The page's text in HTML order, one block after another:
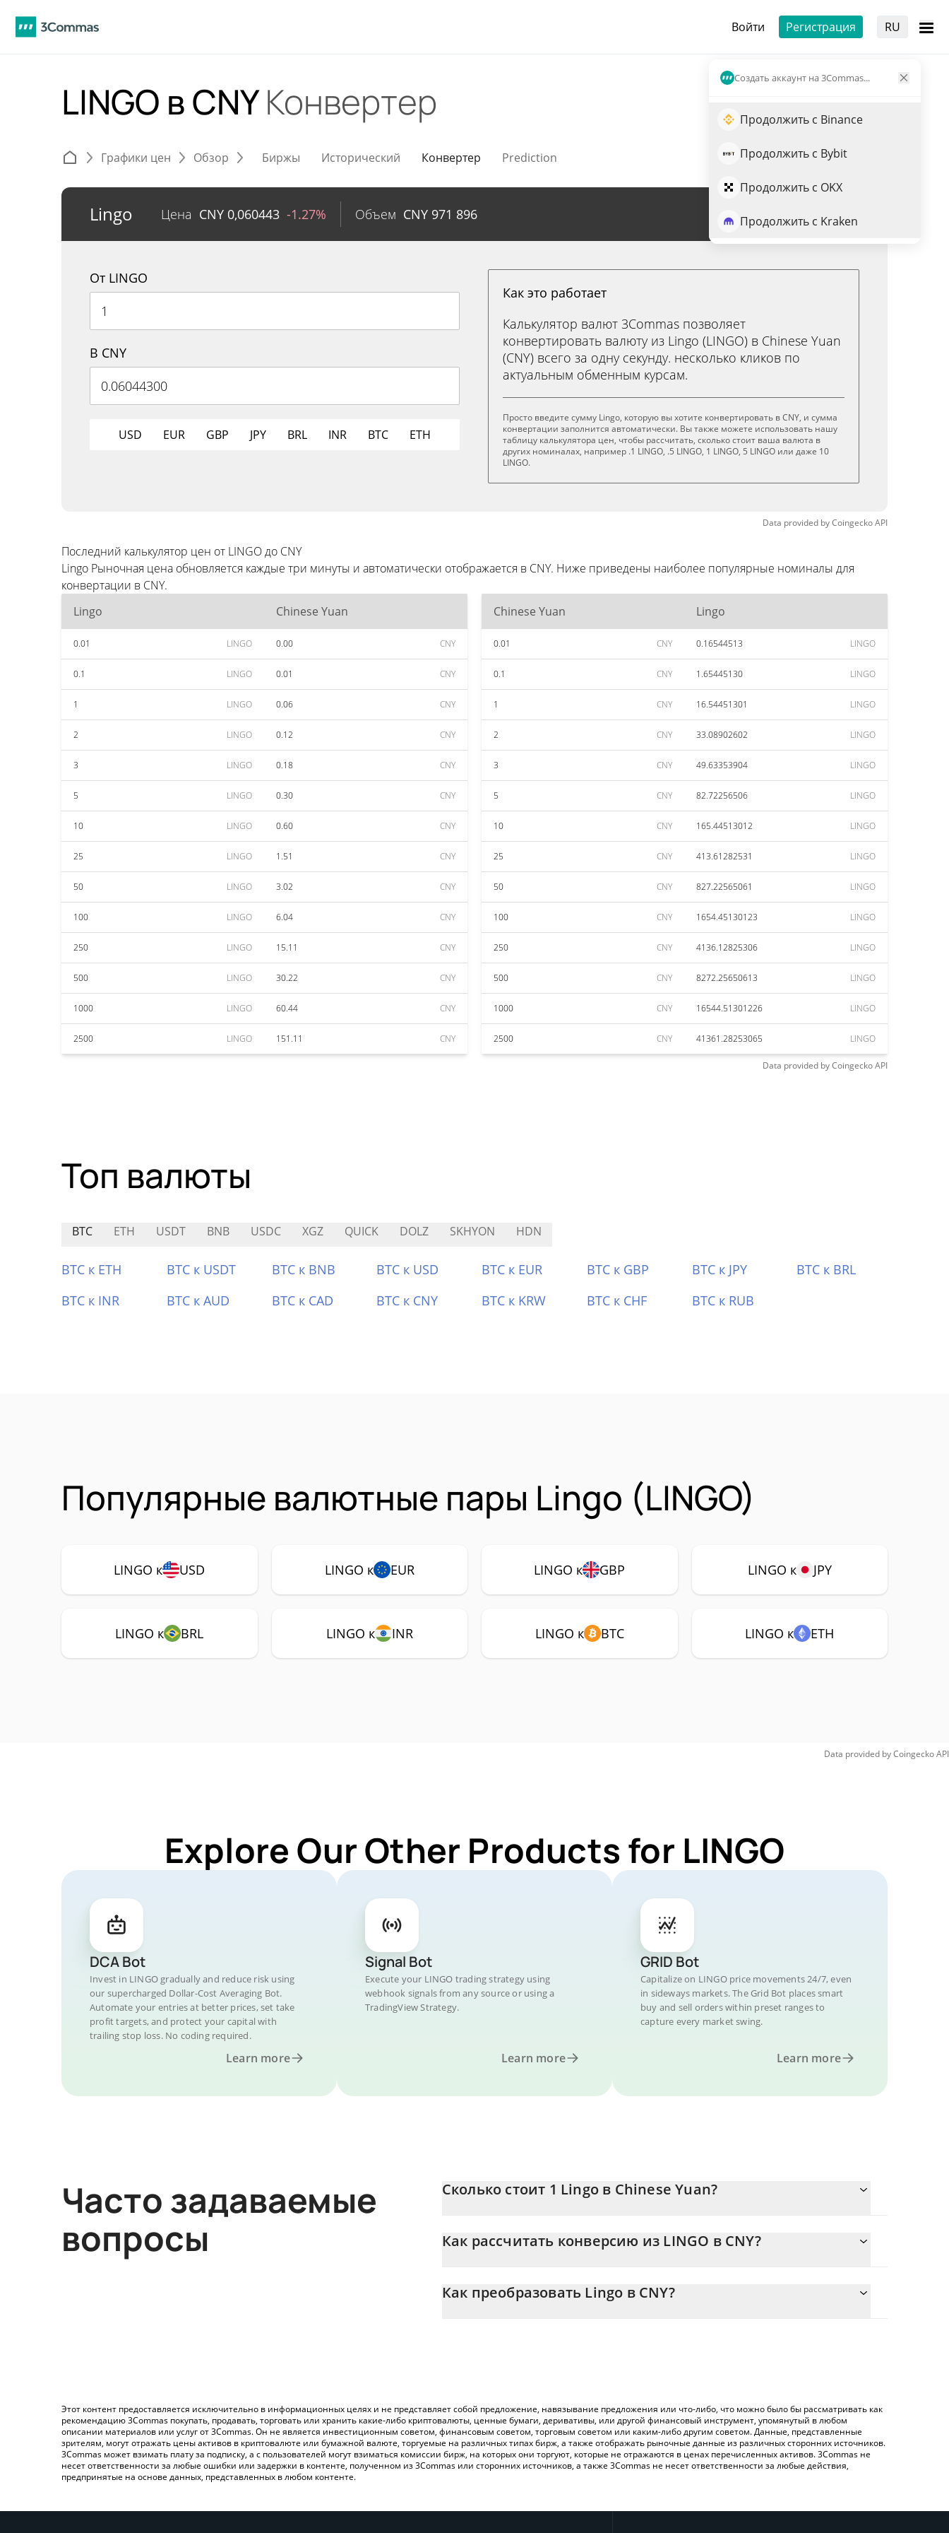
Войти Регистрация RU
Создать аккаунт на 3Commas...
Продолжить с Binance
Продолжить с Bybit
Продолжить с OKX
Продолжить с Kraken
LINGO в CNYКонвертер
Графики цен Обзор Биржы Исторический Конвертер Prediction
Lingo Цена CNY 0,060443 -1.27% Объем CNY 971 896 Торговля LINGO
От LINGO
В CNY
USD EUR GBP JPY BRL INR BTC ETH
Как это работает
Калькулятор валют 3Commas позволяет
конвертировать валюту из Lingo (LINGO) в Chinese Yuan
(CNY) всего за одну секунду. несколько кликов по
актуальным обменным курсам.
Просто введите сумму Lingo, которую вы хотите конвертировать в CNY, и сумма
конвертации заполнится автоматически. Вы также можете использовать нашу
таблицу калькулятора цен, чтобы рассчитать, сколько стоит ваша валюта в
других номиналах, например .1 LINGO, .5 LINGO, 1 LINGO, 5 LINGO или даже 10
LINGO.
Data provided byCoingeckoAPI
Последний калькулятор цен от LINGO до CNY
Lingo Рыночная цена обновляется каждые три минуты и автоматически отображается в CNY. Ниже приведены наиболее популярные номиналы для
конвертации в CNY.
Lingo
Chinese Yuan
0.01 LINGO 0.00 CNY
0.1 LINGO 0.01 CNY
1 LINGO 0.06 CNY
2 LINGO 0.12 CNY
3 LINGO 0.18 CNY
5 LINGO 0.30 CNY
10 LINGO 0.60 CNY
25 LINGO 1.51 CNY
50 LINGO 3.02 CNY
100 LINGO 6.04 CNY
250 LINGO 15.11 CNY
500 LINGO 30.22 CNY
1000 LINGO 60.44 CNY
2500 LINGO 151.11 CNY
Chinese Yuan Lingo
0.01 CNY 0.16544513 LINGO
0.1 CNY 1.65445130 LINGO
1 CNY 16.54451301 LINGO
2 CNY 33.08902602 LINGO
3 CNY 49.63353904 LINGO
5 CNY 82.72256506 LINGO
10 CNY 165.44513012 LINGO
25 CNY 413.61282531 LINGO
50 CNY 827.22565061 LINGO
100 CNY 1654.45130123 LINGO
250 CNY 4136.12825306 LINGO
500 CNY 8272.25650613 LINGO
1000 CNY 16544.51301226 LINGO
2500 CNY 41361.28253065 LINGO
Data provided byCoingeckoAPI
Топ валюты
BTC ETH USDT BNB USDC XGZ QUICK DOLZ SKHYON HDN
BTC к ETH BTC к USDT BTC к BNB BTC к USD BTC к EUR BTC к GBP BTC к JPY
BTC к BRL
BTC к INR
BTC к AUD BTC к CAD BTC к CNY BTC к KRW BTC к CHF BTC к RUB
Популярные валютные пары Lingo (LINGO)
LINGO к USD LINGO к EUR LINGO к GBP LINGO к JPY
LINGO к BRL LINGO к INR LINGO к BTC LINGO к ETH
Data provided byCoingeckoAPI
Explore Our Other Products for LINGO
DCA Bot
Invest in LINGO gradually and reduce risk using
our supercharged Dollar-Cost Averaging Bot.
Automate your entries at better prices, set take
profit targets, and protect your capital with
trailing stop loss. No coding required.
Learn more
Signal Bot
Execute your LINGO trading strategy using
webhook signals from any source or using a
TradingView Strategy.
Learn more
GRID Bot
Capitalize on LINGO price movements 24/7, even
in sideways markets. The Grid Bot places smart
buy and sell orders within preset ranges to
capture every market swing.
Learn more
Часто задаваемые
вопросы
Сколько стоит 1 Lingo в Chinese Yuan?
На данный момент 1 Lingo равно 0.060443 {toSymbol
Как рассчитать конверсию из LINGO в CNY?
просто введя сумму Lingo в соответствующее поле, и автоматически конвертирует
значение в Chinese Yuan ({ toSymbol}).
Как преобразовать Lingo в CNY?
Этот контент предоставляется исключительно в информационных целях и не представляет собой предложение, навязывание предложения или что-либо, что можно было бы рассматривать как
рекомендацию 3Commas покупать, продавать, торговать или хранить какие-либо криптовалюты, ценные бумаги, деривативы, или другой финансовый инструмент, упомянутый в любом
описании материалов или услуг от 3Commas. Он не является инвестиционным советом, финансовым советом, торговым советом или каким-либо другим советом. Данные, представленные
зрителям, могут отражать цены активов в криптовалюте или бумажной валюте, торгуемые на различных типах бирж, а также отображать рыночные данные из различных сторонних источников.
3Commas может взимать плату за подписку, а с пользователей могут взиматься комиссии бирж, на которых они торгуют, которые не отражаются в ценах перечисленных активов. 3Commas не
несет ответственности за любые ошибки или задержки в контенте, полученном из 3Commas или сторонних источников, а также 3Commas не несет ответственности за любые действия,
предпринятые на основе данных, представленных в любом контенте.